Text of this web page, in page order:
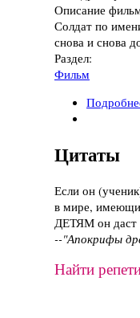
Описание
Солдат по
снова и снова
Раздел:
Фильм
Цитаты
Если он
в мире,
ДЕТЯМ он даст
--"Апокрифы
Найти